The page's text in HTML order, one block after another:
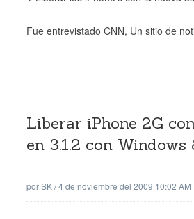
Fue entrevistado CNN, Un sitio de
Liberar iPhone 2G
en 3.1.2 con Windows
porSK/4 de noviembre del 2009 10:02 AM